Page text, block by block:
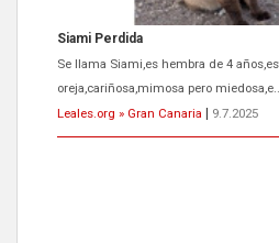
Siami Perdida
Se llama Siami,es hembra de 4
oreja,cariñosa,mimosa pero
Leales.org » Gran Canaria
9.7.2025